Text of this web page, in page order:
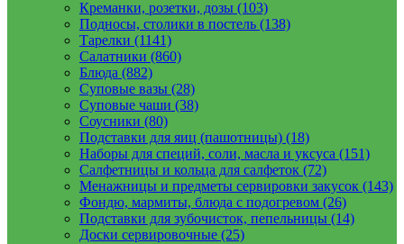
Креманки, розетки, дозы (103)
Подносы, столики в постель (138)
Тарелки (1141)
Салатники (860)
Блюда (882)
Суповые вазы (28)
Суповые чаши (38)
Соусники (80)
Подставки для яиц (пашотницы) (18)
Наборы для специй, соли, масла и уксуса (151)
Салфетницы и кольца для салфеток (72)
Менажницы и предметы сервировки закусок (143)
Фондю, мармиты, блюда с подогревом (26)
Подставки для зубочисток, пепельницы (14)
Доски сервировочные (25)